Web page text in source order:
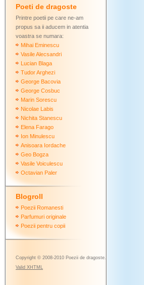
Poeti de dragoste
Printre poetii pe care ne-am
propus sa ii aducem in atentia
voastra se numara:
Mihai Eminescu
Vasile Alecsandri
Lucian Blaga
Tudor Arghezi
George Bacovia
George Cosbuc
Marin Sorescu
Nicolae Labis
Nichita Stanescu
Elena Farago
Ion Minulescu
Anisoara Iordache
Geo Bogza
Vasile Voiculescu
Octavian Paler
Blogroll
Poezii Romanesti
Parfumuri originale
Poezii pentru copii
Copyright © 2008-2010 Poezii de dragoste.
Valid XHTML